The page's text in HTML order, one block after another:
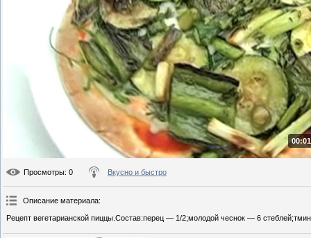
Просмотры: 0 Вкусно и быстро
Описание материала:
Рецепт вегетарианской пиццы.Состав:перец — 1/2;молодой чеснок — 6